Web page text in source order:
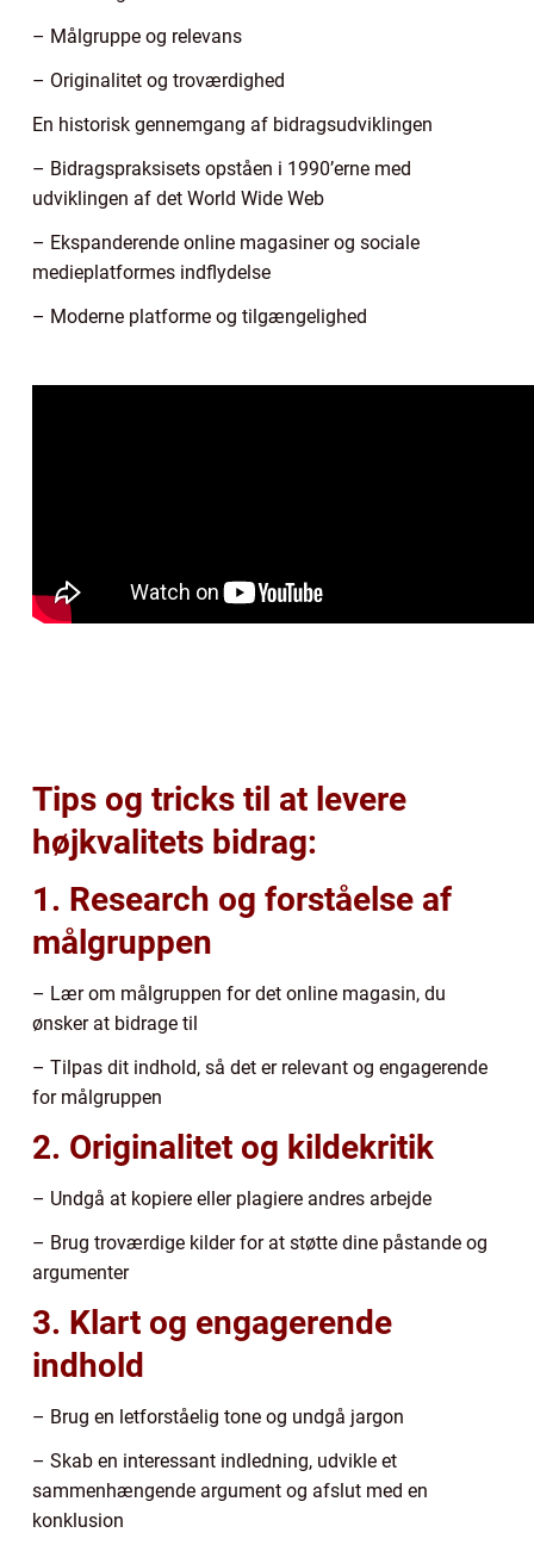
– Målgruppe og relevans
– Originalitet og troværdighed
En historisk gennemgang af bidragsudviklingen
– Bidragspraksisets opståen i 1990’erne med
udviklingen af det World Wide Web
– Ekspanderende online magasiner og sociale
medieplatformes indflydelse
– Moderne platforme og tilgængelighed
Tips og tricks til at levere
højkvalitets bidrag:
1. Research og forståelse af
målgruppen
– Lær om målgruppen for det online magasin, du
ønsker at bidrage til
– Tilpas dit indhold, så det er relevant og engagerende
for målgruppen
2. Originalitet og kildekritik
– Undgå at kopiere eller plagiere andres arbejde
– Brug troværdige kilder for at støtte dine påstande og
argumenter
3. Klart og engagerende
indhold
– Brug en letforståelig tone og undgå jargon
– Skab en interessant indledning, udvikle et
sammenhængende argument og afslut med en
konklusion